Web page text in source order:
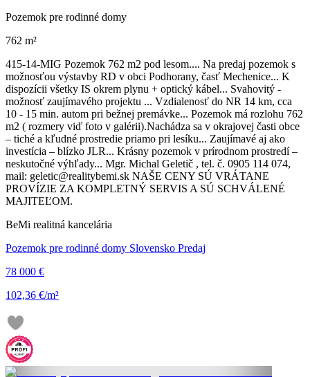
Pozemok pre rodinné domy
762 m²
415-14-MIG Pozemok 762 m2 pod lesom.... Na predaj pozemok s
možnosťou výstavby RD v obci Podhorany, časť Mechenice... K
dispozícii všetky IS okrem plynu + optický kábel... Svahovitý -
možnosť zaujímavého projektu ... Vzdialenosť do NR 14 km, cca
10 - 15 min. autom pri bežnej premávke... Pozemok má rozlohu 762
m2 ( rozmery viď foto v galérii).Nachádza sa v okrajovej časti obce
– tiché a kľudné prostredie priamo pri lesíku... Zaujímavé aj ako
investícia – blízko JLR... Krásny pozemok v prírodnom prostredí –
neskutočné výhľady... Mgr. Michal Geletič , tel. č. 0905 114 074,
mail: geletic@realitybemi.sk NAŠE CENY SÚ VRÁTANE
PROVÍZIE ZA KOMPLETNÝ SERVIS A SÚ SCHVÁLENÉ
MAJITEĽOM.
BeMi realitná kancelária
Pozemok pre rodinné domy Slovensko Predaj
78 000 €
102,36 €/m²